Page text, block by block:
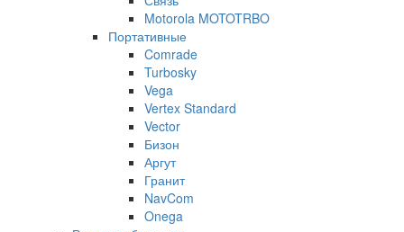
Motorola MOTOTRBO
Портативные
Comrade
Turbosky
Vega
Vertex Standard
Vector
Бизон
Аргут
Гранит
NavCom
Onega